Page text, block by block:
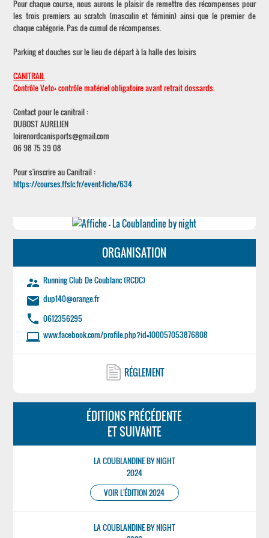
Pour chaque course, nous aurons le plaisir de remettre des récompenses pour
les trois premiers au scratch (masculin et féminin) ainsi que le premier de
chaque catégorie. Pas de cumul de récompenses.
Parking et douches sur le lieu de départ à la halle des loisirs
CANITRAIL
Contrôle Veto+ contrôle matériel obligatoire avant retrait dossards.
Contact pour le canitrail :
DUBOST AURELIEN
loirenordcanisports@gmail.com
06 98 75 39 08
Pour s'inscrire au Canitrail :
https://courses.ffslc.fr/event-fiche/634
ORGANISATION
supervisor_account Running Club De Coublanc (RCDC)
email dup140@orange.fr
phone 0612356295
laptop www.facebook.com/profile.php?id=100057053876808
RÉGLEMENT
ÉDITIONS PRÉCÉDENTE
ET SUIVANTE
LA COUBLANDINE BY NIGHT
2024
VOIR L'ÉDITION 2024
LA COUBLANDINE BY NIGHT